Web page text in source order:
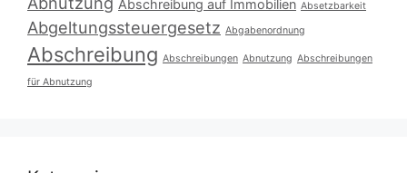
Abschreibung auf Immobilien Absetzbarkeit
Abgeltungssteuergesetz Abgabenordnung
Abschreibung Abschreibungen Abnutzung Abschreibungen
für Abnutzung